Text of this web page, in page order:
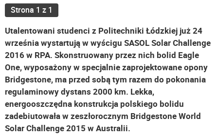
Strona 1 z 1
Utalentowani studenci z Politechniki Łódzkiej już 24
września wystartują w wyścigu SASOL Solar Challenge
2016 w RPA. Skonstruowany przez nich bolid Eagle
One, wyposażony w specjalnie zaprojektowane opony
Bridgestone, ma przed sobą tym razem do pokonania
regulaminowy dystans 2000 km. Lekka,
energooszczędna konstrukcja polskiego bolidu
zadebiutowała w zeszłorocznym Bridgestone World
Solar Challenge 2015 w Australii.